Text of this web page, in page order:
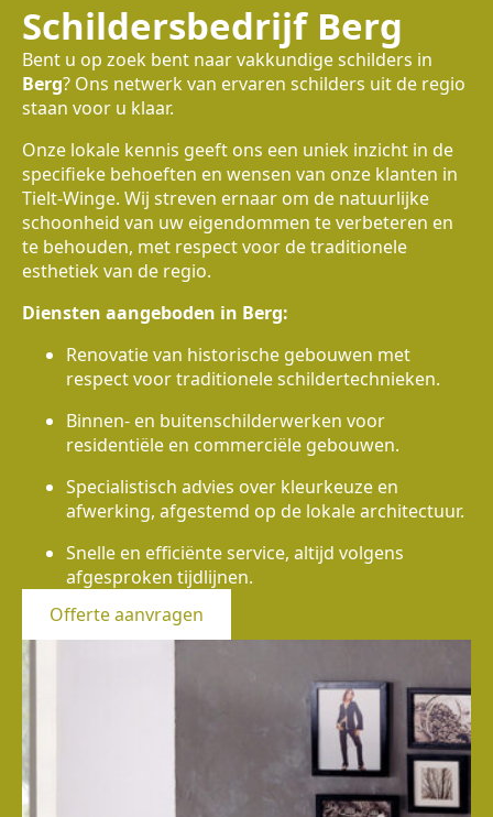
Schildersbedrijf Berg
Bent u op zoek bent naar vakkundige schilders in
Berg? Ons netwerk van ervaren schilders uit de regio
staan voor u klaar.
Onze lokale kennis geeft ons een uniek inzicht in de
specifieke behoeften en wensen van onze klanten in
Tielt-Winge. Wij streven ernaar om de natuurlijke
schoonheid van uw eigendommen te verbeteren en
te behouden, met respect voor de traditionele
esthetiek van de regio.
Diensten aangeboden in Berg:
Renovatie van historische gebouwen met
respect voor traditionele schildertechnieken.
Binnen- en buitenschilderwerken voor
residentiële en commerciële gebouwen.
Specialistisch advies over kleurkeuze en
afwerking, afgestemd op de lokale architectuur.
Snelle en efficiënte service, altijd volgens
afgesproken tijdlijnen.
Offerte aanvragen